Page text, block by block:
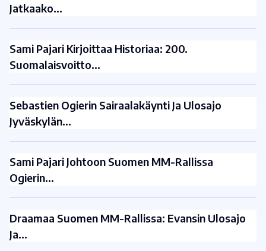
Jatkaako…
Sami Pajari Kirjoittaa Historiaa: 200.
Suomalaisvoitto…
Sebastien Ogierin Sairaalakäynti Ja Ulosajo
Jyväskylän…
Sami Pajari Johtoon Suomen MM-Rallissa
Ogierin…
Draamaa Suomen MM-Rallissa: Evansin Ulosajo
Ja…